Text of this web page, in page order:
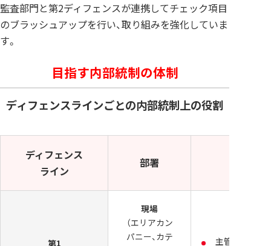
監査部門と第2ディフェンスが連携してチェック項目
のブラッシュアップを行い、取り組みを強化していま
す。
目指す内部統制の体制
ディフェンスラインごとの内部統制上の役割
ディフェンス
ライン
部署
第1
現場
（エリアカン
パニー、カテ
主管部署が提